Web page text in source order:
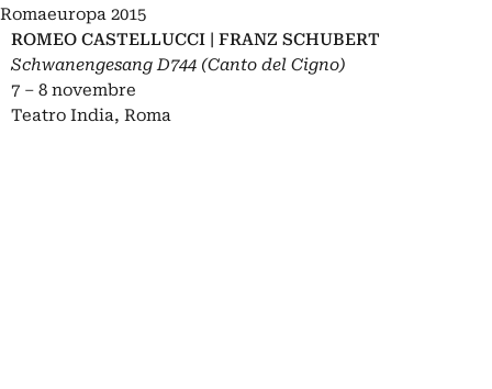
Romaeuropa 2015
ROMEO CASTELLUCCI | FRANZ SCHUBERT
Schwanengesang D744 (Canto del Cigno)
7 – 8 novembre
Teatro India, Roma